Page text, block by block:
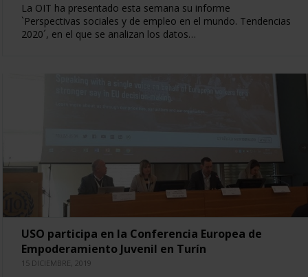
La OIT ha presentado esta semana su informe
`Perspectivas sociales y de empleo en el mundo. Tendencias
2020´, en el que se analizan los datos…
USO participa en la Conferencia Europea de
Empoderamiento Juvenil en Turín
15 DICIEMBRE, 2019